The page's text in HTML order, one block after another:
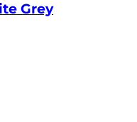
Grey